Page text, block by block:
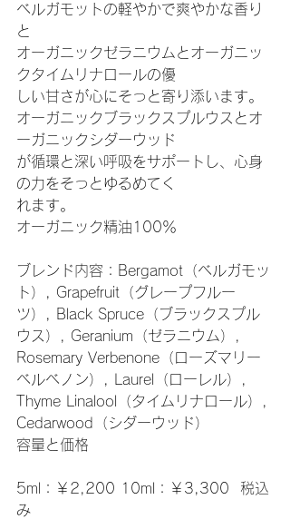
ベルガモットの軽やかで爽やかな香り
と
オーガニックゼラニウムとオーガニッ
クタイムリナロールの優
しい甘さが心にそっと寄り添います。
オーガニックブラックスプルウスとオ
ーガニックシダーウッド
が循環と深い呼吸をサポートし、心身
の力をそっとゆるめてく
れます。
オーガニック精油100％
ブレンド内容：Bergamot（ベルガモッ
ト）, Grapefruit（グレープフルー
ツ）, Black Spruce（ブラックスプル
ウス）, Geranium（ゼラニウム）,
Rosemary Verbenone（ローズマリー
ベルベノン）, Laurel（ローレル）,
Thyme Linalool（タイムリナロール）,
Cedarwood（シダーウッド）
容量と価格
5ml：￥2,200 10ml：￥3,300  税込
み